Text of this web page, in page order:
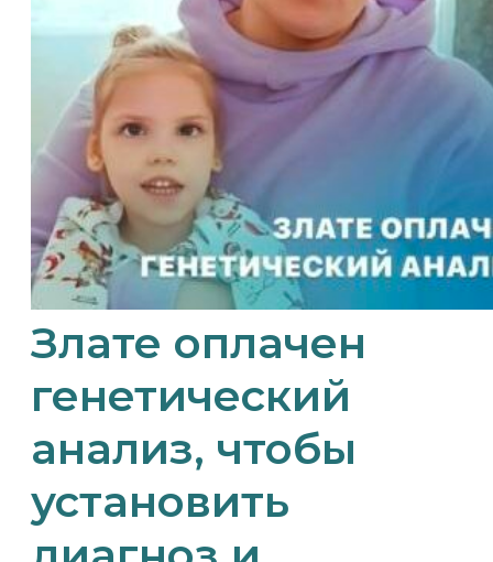
Контакты
Злате оплачен
генетический
анализ, чтобы
установить
диагноз и
подобрать
лечение!
Благодаря вашей поддержке удалось
проведения генетического анализа для
Златы. Это важнейший шаг на пути к
пониманию причин возникновения
эпилептической активности и выбору
наиболее эффективного лечения.